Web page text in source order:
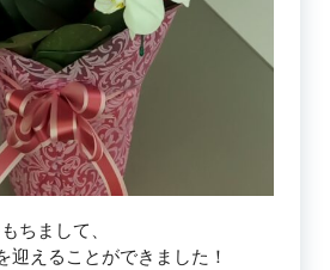
ちまして、
迎えることができました！